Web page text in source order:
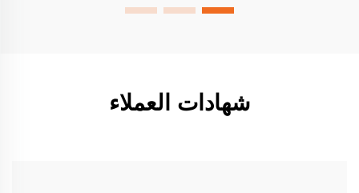
شهادات العملاء